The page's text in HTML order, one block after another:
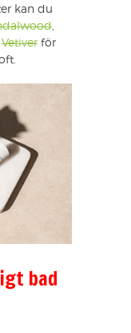
kan du
,
Vetiver för
bad